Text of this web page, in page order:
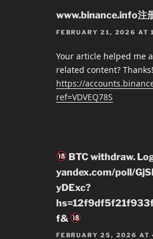
www.binance.info注
FEBRUARY 21, 2026 AT
Your article helped me
related content? Thanks!
https://
ref=VDVEQ78S
BTC withdraw.
yandex.com/poll/
yDExc?
f&
FEBRUARY 25, 2026 AT